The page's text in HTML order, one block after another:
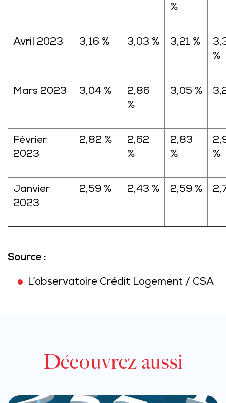
%
Avril 2023 3,16 % 3,03 % 3,21 %
%
Mars 2023 3,04 %
2,86
%
3,05 %
Février
2023
2,82 %
2,62
%
2,83
%
%
Janvier
2023
2,59 % 2,43 % 2,59 %
Source :
L’observatoire Crédit Logement / CSA
Découvrez aussi